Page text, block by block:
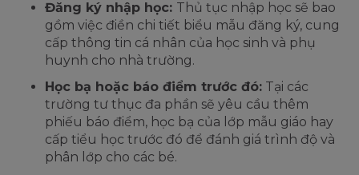
Đăng ký nhập học: Thủ tục nhập học sẽ bao
gồm việc điền chi tiết biểu mẫu đăng ký, cung
cấp thông tin cá nhân của học sinh và phụ
huynh cho nhà trường.
Học bạ hoặc báo điểm trước đó: Tại các
trường tư thục đa phần sẽ yêu cầu thêm
phiếu báo điểm, học bạ của lớp mẫu giáo hay
cấp tiểu học trước đó để đánh giá trình độ và
phân lớp cho các bé.